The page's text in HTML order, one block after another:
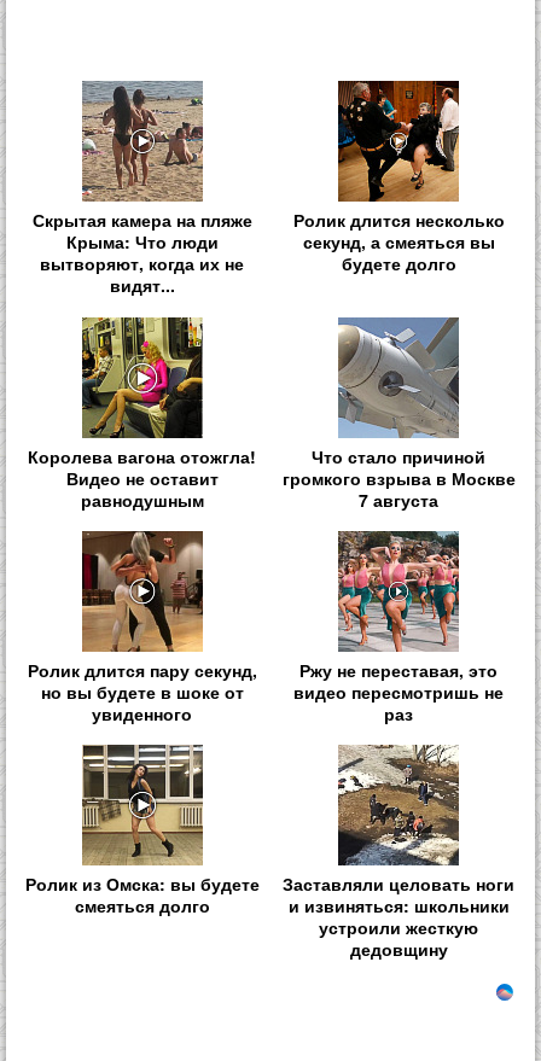
Скрытая камера на пляже
Крыма: Что люди
вытворяют, когда их не
видят...
Ролик длится несколько
секунд, а смеяться вы
будете долго
Королева вагона отожгла!
Видео не оставит
равнодушным
Что стало причиной
громкого взрыва в Москве
7 августа
Ролик длится пару секунд,
но вы будете в шоке от
увиденного
Ржу не переставая, это
видео пересмотришь не
раз
Ролик из Омска: вы будете
смеяться долго
Заставляли целовать ноги
и извиняться: школьники
устроили жесткую
дедовщину